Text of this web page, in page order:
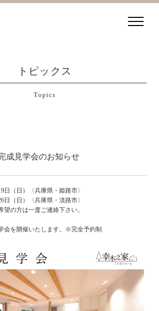
トピックス
Topics
完成見学会のお知らせ
日（日）〈兵庫県・姫路市〉
日（日）〈兵庫県・淡路市〉
の方は一度ご連絡下さい。
会を開催いたします。※完全予約制